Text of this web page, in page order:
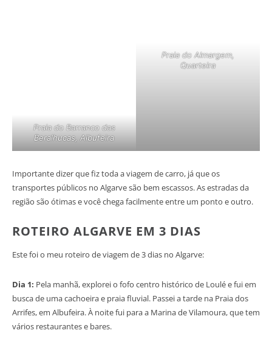
Praia do Barranco das
Beralhucas, Albufeira
Praia do Almargem,
Quarteira
Importante dizer que fiz toda a viagem de carro, já que os
transportes públicos no Algarve são bem escassos. As estradas da
região são ótimas e você chega facilmente entre um ponto e outro.
ROTEIRO ALGARVE EM 3 DIAS
Este foi o meu roteiro de viagem de 3 dias no Algarve:
Dia 1: Pela manhã, explorei o fofo centro histórico de Loulé e fui em
busca de uma cachoeira e praia fluvial. Passei a tarde na Praia dos
Arrifes, em Albufeira. À noite fui para a Marina de Vilamoura, que tem
vários restaurantes e bares.